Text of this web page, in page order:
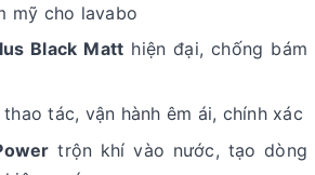
mỹ cho lavabo
Black Matt hiện đại, chống bám
tác, vận hành êm ái, chính xác
trộn khí vào nước, tạo dòng